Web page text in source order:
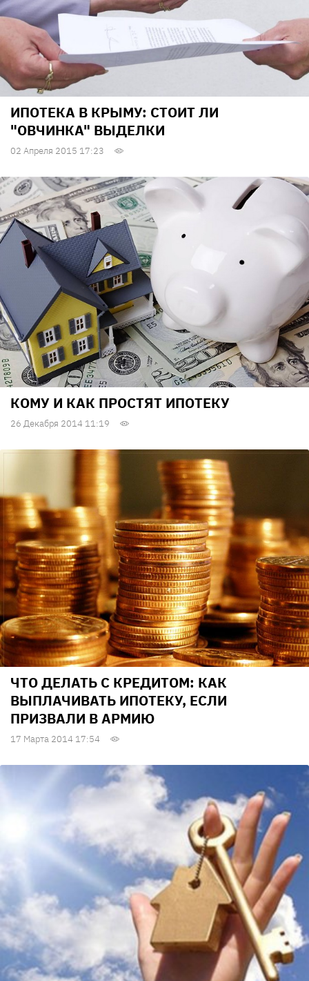
ИПОТЕКА В КРЫМУ: СТОИТ ЛИ
"ОВЧИНКА" ВЫДЕЛКИ
02 Апреля 2015 17:23
КОМУ И КАК ПРОСТЯТ ИПОТЕКУ
26 Декабря 2014 11:19
ЧТО ДЕЛАТЬ С КРЕДИТОМ: КАК
ВЫПЛАЧИВАТЬ ИПОТЕКУ, ЕСЛИ
ПРИЗВАЛИ В АРМИЮ
17 Марта 2014 17:54